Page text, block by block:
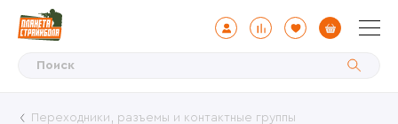
Переходники, разъемы и контактные группы